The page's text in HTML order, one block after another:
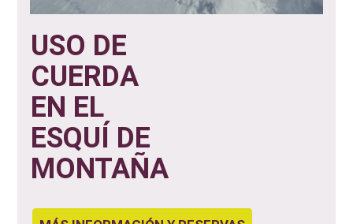
USO DE
CUERDA
EN EL
ESQUÍ DE
MONTAÑA